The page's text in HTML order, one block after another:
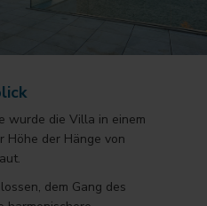
wurde die Villa in einem
Höhe der Hänge von
dem Gang des